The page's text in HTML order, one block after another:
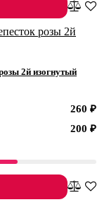
2й изогнутый
260 ₽
200 ₽